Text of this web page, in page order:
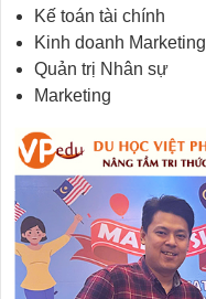
Kế toán tài chính
Kinh doanh Marketing
Quản trị Nhân sự
Marketing